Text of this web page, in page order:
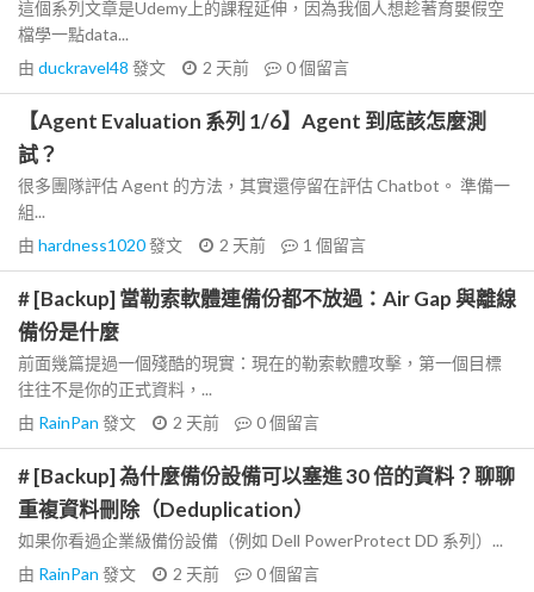
這個系列文章是Udemy上的課程延伸，因為我個人想趁著育嬰假空
檔學一點data...
由 duckravel48 發文 2 天前 0個留言
【Agent Evaluation 系列 1/6】Agent 到底該怎麼測
試？
很多團隊評估 Agent 的方法，其實還停留在評估 Chatbot。 準備一
組...
由 hardness1020發文 2 天前 1 個留言
# [Backup] 當勒索軟體連備份都不放過：Air Gap 與離線
備份是什麼
前面幾篇提過一個殘酷的現實：現在的勒索軟體攻擊，第一個目標
往往不是你的正式資料，...
由 RainPan 發文 2 天前 0個留言
# [Backup] 為什麼備份設備可以塞進 30 倍的資料？聊聊
重複資料刪除（Deduplication）
如果你看過企業級備份設備（例如 Dell PowerProtect DD 系列）...
由 RainPan 發文 2 天前 0個留言